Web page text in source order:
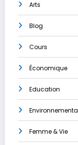
Arts
Blog
Cours
Économique
Education
Femme & Vie